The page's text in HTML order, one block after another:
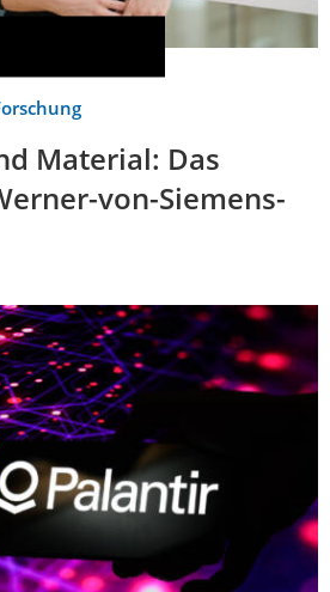
Material: Das
von-Siemens-